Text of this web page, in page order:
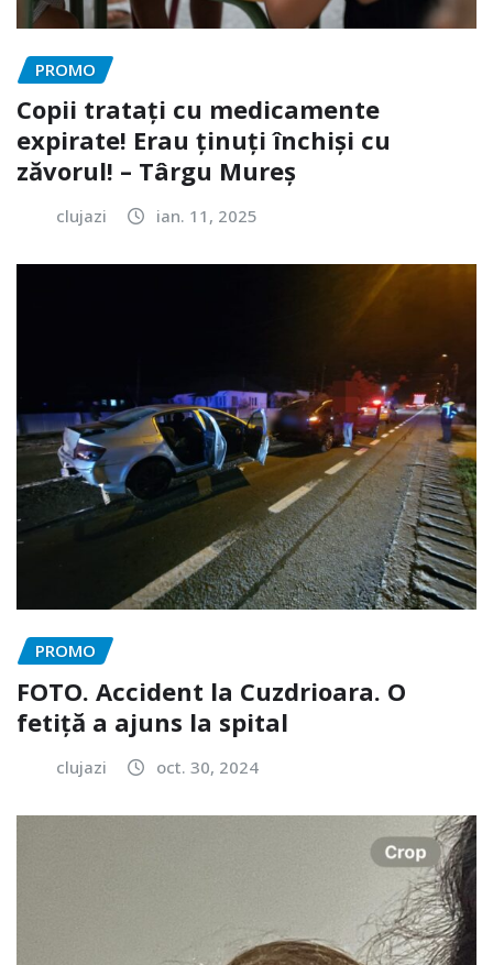
PROMO
Copii tratați cu medicamente
expirate! Erau ținuți închiși cu
zăvorul! – Târgu Mureș
clujazi ian. 11, 2025
PROMO
FOTO. Accident la Cuzdrioara. O
fetiță a ajuns la spital
clujazi oct. 30, 2024